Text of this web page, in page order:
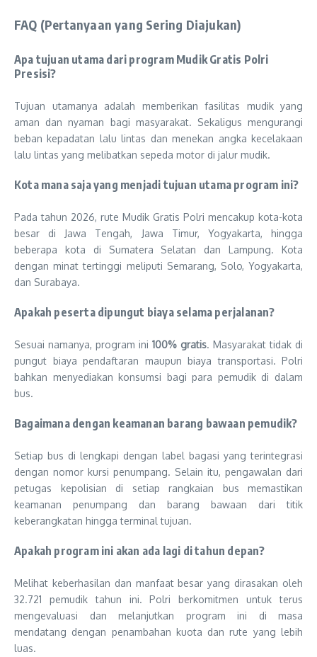
FAQ (Pertanyaan yang Sering Diajukan)
Apa tujuan utama dari program Mudik Gratis Polri
Presisi?
Tujuan utamanya adalah memberikan fasilitas mudik yang
aman dan nyaman bagi masyarakat. Sekaligus mengurangi
beban kepadatan lalu lintas dan menekan angka kecelakaan
lalu lintas yang melibatkan sepeda motor di jalur mudik.
Kota mana saja yang menjadi tujuan utama program ini?
Pada tahun 2026, rute Mudik Gratis Polri mencakup kota-kota
besar di Jawa Tengah, Jawa Timur, Yogyakarta, hingga
beberapa kota di Sumatera Selatan dan Lampung. Kota
dengan minat tertinggi meliputi Semarang, Solo, Yogyakarta,
dan Surabaya.
Apakah peserta dipungut biaya selama perjalanan?
Sesuai namanya, program ini 100% gratis. Masyarakat tidak di
pungut biaya pendaftaran maupun biaya transportasi. Polri
bahkan menyediakan konsumsi bagi para pemudik di dalam
bus.
Bagaimana dengan keamanan barang bawaan pemudik?
Setiap bus di lengkapi dengan label bagasi yang terintegrasi
dengan nomor kursi penumpang. Selain itu, pengawalan dari
petugas kepolisian di setiap rangkaian bus memastikan
keamanan penumpang dan barang bawaan dari titik
keberangkatan hingga terminal tujuan.
Apakah program ini akan ada lagi di tahun depan?
Melihat keberhasilan dan manfaat besar yang dirasakan oleh
32.721 pemudik tahun ini. Polri berkomitmen untuk terus
mengevaluasi dan melanjutkan program ini di masa
mendatang dengan penambahan kuota dan rute yang lebih
luas.